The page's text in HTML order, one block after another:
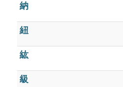
貓頭鷹博士
納
紐
紘
級